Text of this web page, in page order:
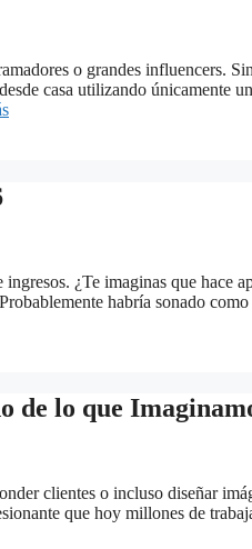
o grandes influencers. Sin
casa utilizando únicamente
¿Te imaginas que hace
habría sonado como
de lo que
clientes o incluso diseñar
que hoy millones de